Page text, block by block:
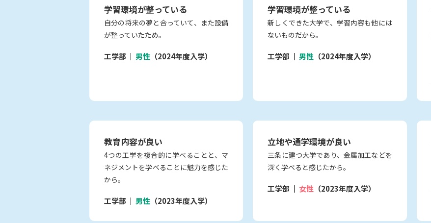
学習環境が整っている
自分の将来の夢と合っていて、また設備
が整っていたため。
工学部 男性 （2024年度入学）
学習環境が整っている
新しくできた大学で、学習内容も他には
ないものだから。
工学部 男性 （2024年度入学）
教育内容が良い
4つの工学を複合的に学べることと、マ
ネジメントを学べることに魅力を感じた
から。
工学部 男性 （2023年度入学）
立地や通学環境が良い
三条に建つ大学であり、金属加工などを
深く学べると感じたから。
工学部 女性 （2023年度入学）